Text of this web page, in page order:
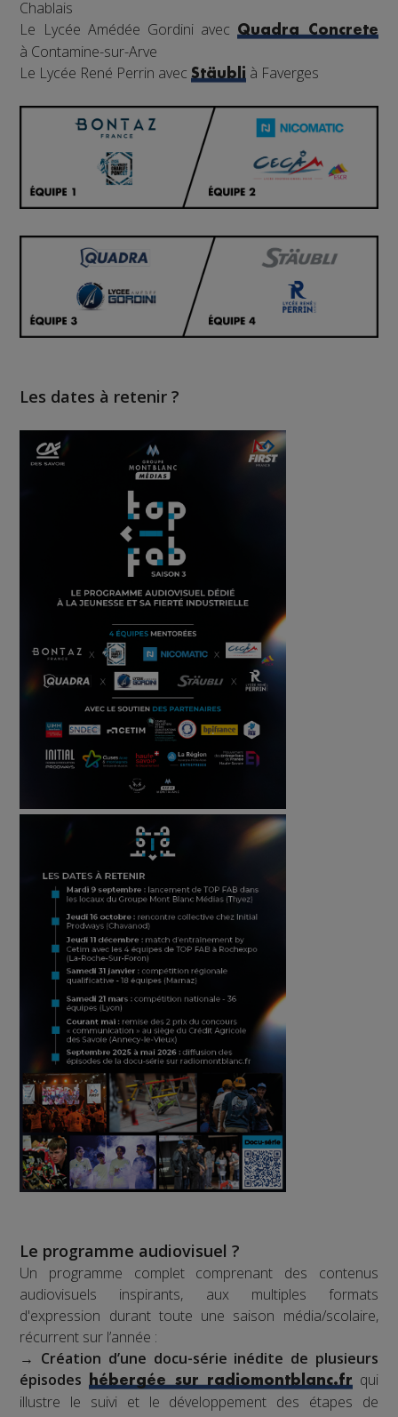
Chablais
Le Lycée Amédée Gordini avecQuadra Concrete
à Contamine-sur-Arve
Le Lycée René Perrin avecStäubli à Faverges
Les dates à retenir ?
Le programme audiovisuel ?
Un programme complet comprenant des contenus
audiovisuels inspirants, aux multiples formats
d'expression durant toute une saison média/scolaire,
récurrent sur l’année :
→ Création d’une docu-série inédite de plusieurs
épisodes
hébergée sur radiomontblanc.frqui
illustre le suivi et le développement des étapes de